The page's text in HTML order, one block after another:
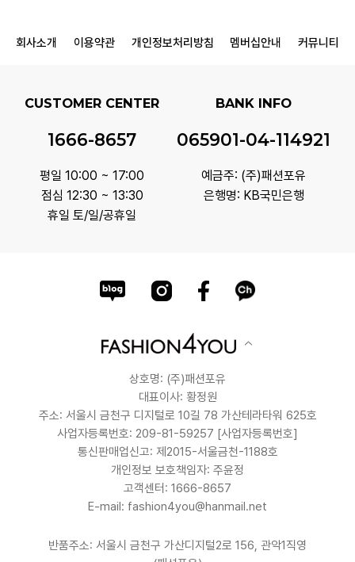
회사소개 이용약관 개인정보처리방침 멤버십안내 커뮤니티
CUSTOMER CENTER
1666-8657
평일 10:00 ~ 17:00
점심 12:30 ~ 13:30
휴일 토/일/공휴일
BANK INFO
065901-04-114921
예금주: (주)패션포유
은행명: KB국민은행
상호명: (주)패션포유
대표이사: 황정원
주소: 서울시 금천구 디지털로 10길 78 가산테라타워 625호
사업자등록번호: 209-81-59257 [사업자등록번호]
통신판매업신고: 제2015-서울금천-1188호
개인정보 보호책임자: 주윤정
고객센터: 1666-8657
E-mail: fashion4you@hanmail.net
반품주소: 서울시 금천구 가산디지털2로 156, 관악1직영